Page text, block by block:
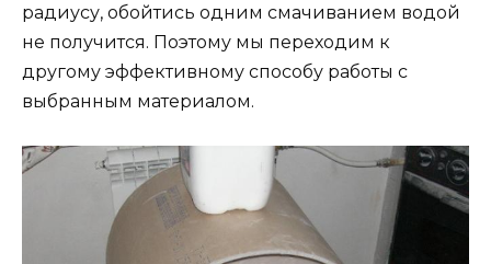
радиусу, обойтись одним смачиванием водой
не получится. Поэтому мы переходим к
другому эффективному способу работы с
выбранным материалом.